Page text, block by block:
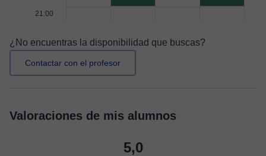
21:00
¿No encuentras la disponibilidad que buscas?
Contactar con el profesor
Valoraciones de mis alumnos
5,0